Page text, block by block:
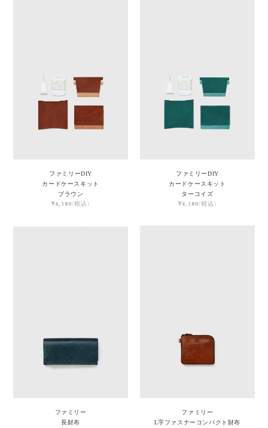
ファミリーDIY
カードケースキット
ブラウン
¥4,180(税込)
ファミリーDIY
カードケースキット
ターコイズ
¥4,180(税込)
ファミリー
長財布
ファミリー
L字ファスナーコンパクト財布